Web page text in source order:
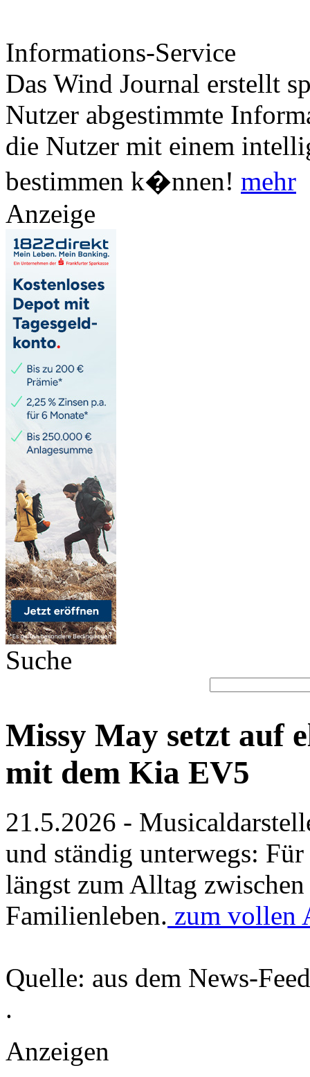
Informations-Service
Das Wind Journal erstellt
Nutzer abgestimmte
die Nutzer mit einem
bestimmen k�nnen! mehr
Anzeige
Suche
Missy May setzt auf
mit dem Kia EV5
21.5.2026 -
und ständig unterwegs:
längst zum Alltag
Familienleben. zum vollen
Quelle: aus dem News-
.
Anzeigen